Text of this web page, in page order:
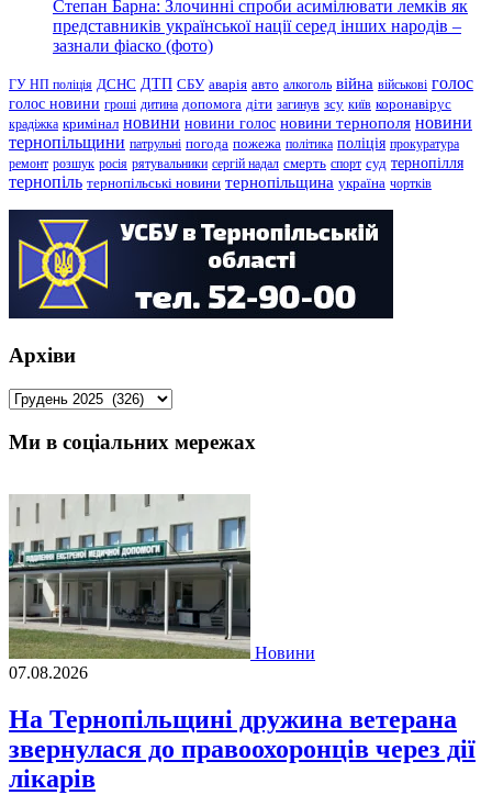
Степан Барна: Злочинні спроби асимілювати лемків як
представників української нації серед інших народів –
зазнали фіаско (фото)
ГУ НП поліція ДСНС ДТП СБУ аварія авто алкоголь війна військові голос
голос новини гроші дитина допомога діти загинув зсу київ коронавірус
крадіжка кримінал новини новини голос новини тернополя новини
тернопільщини патрульні погода пожежа політика поліція прокуратура
ремонт розшук росія рятувальники сергій надал смерть спорт суд тернопілля
тернопіль тернопільські новини тернопільщина україна чортків
Архіви
Архіви
Ми в соціальних мережах
Новини
07.08.2026
На Тернопільщині дружина ветерана
звернулася до правоохоронців через дії
лікарів